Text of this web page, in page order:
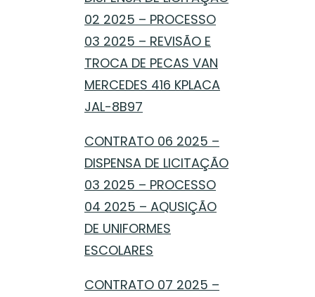
02 2025 – PROCESSO
03 2025 – REVISÃO E
TROCA DE PECAS VAN
MERCEDES 416 KPLACA
JAL-8B97
CONTRATO 06 2025 –
DISPENSA DE LICITAÇÃO
03 2025 – PROCESSO
04 2025 – AQUSIÇÃO
DE UNIFORMES
ESCOLARES
CONTRATO 07 2025 –